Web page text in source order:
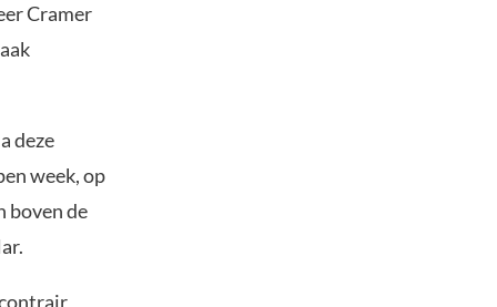
Cramer
deze
week, op
boven de